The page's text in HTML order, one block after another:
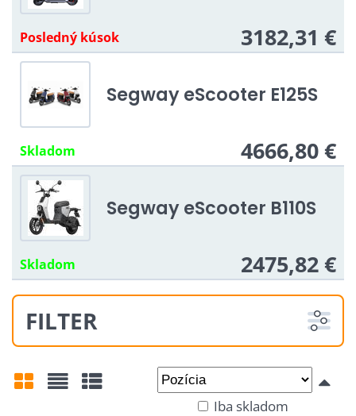
Posledný kúsok 3182,31 €
Segway eScooter E125S
Skladom 4666,80 €
Segway eScooter B110S
Skladom 2475,82 €
FILTER
Iba skladom